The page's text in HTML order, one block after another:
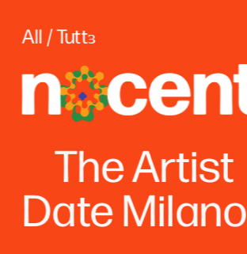
All / Tuttɜ
The Artist
Date Milano